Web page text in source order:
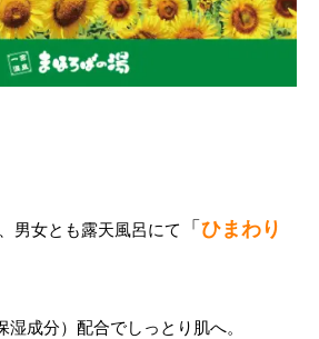
男女とも露天風呂にて 「 ひまわり
成分）配合でしっとり肌へ。